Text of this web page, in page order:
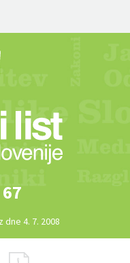
dne 4. 7. 2008